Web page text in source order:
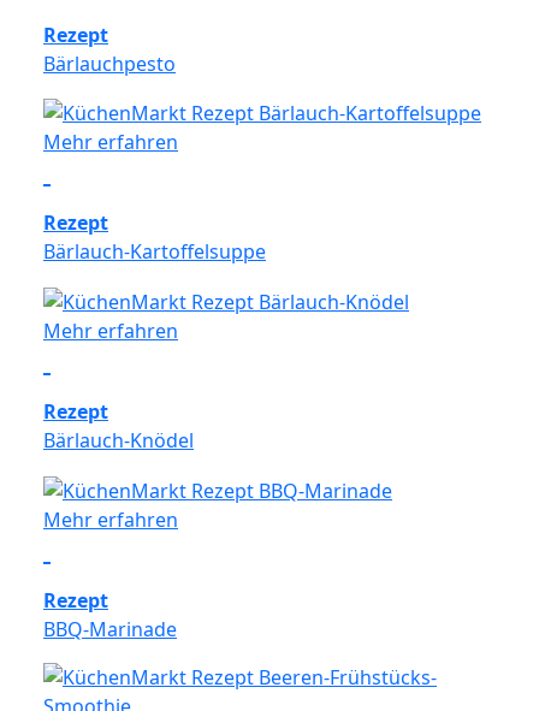
Rezept
Bärlauchpesto
Mehr erfahren
Rezept
Bärlauch-Kartoffelsuppe
Mehr erfahren
Rezept
Bärlauch-Knödel
Mehr erfahren
Rezept
BBQ-Marinade